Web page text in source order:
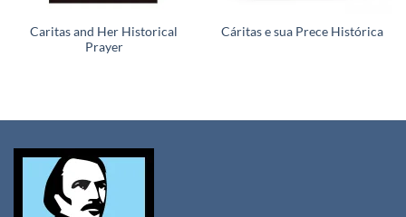
Caritas and Her Historical
Prayer
Cáritas e sua Prece Histórica